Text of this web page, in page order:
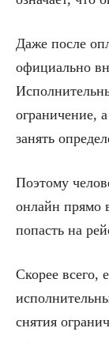
Даже после
официально
ограничение,
занять
Поэтому
онлайн прямо
попасть на
Скорее всего,
снятия